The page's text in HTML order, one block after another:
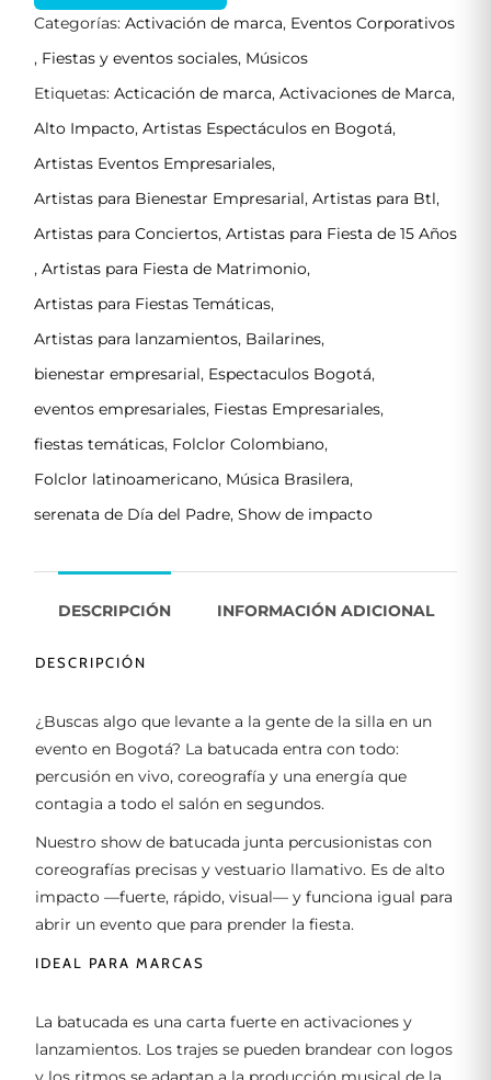
Categorías: Activación de marca, Eventos Corporativos
, Fiestas y eventos sociales, Músicos
Etiquetas: Acticación de marca, Activaciones de Marca,
Alto Impacto, Artistas Espectáculos en Bogotá,
Artistas Eventos Empresariales,
Artistas para Bienestar Empresarial, Artistas para Btl,
Artistas para Conciertos, Artistas para Fiesta de 15 Años
, Artistas para Fiesta de Matrimonio,
Artistas para Fiestas Temáticas,
Artistas para lanzamientos, Bailarines,
bienestar empresarial, Espectaculos Bogotá,
eventos empresariales, Fiestas Empresariales,
fiestas temáticas, Folclor Colombiano,
Folclor latinoamericano, Música Brasilera,
serenata de Día del Padre, Show de impacto
DESCRIPCIÓN INFORMACIÓN ADICIONAL
DESCRIPCIÓN
¿Buscas algo que levante a la gente de la silla en un
evento en Bogotá? La batucada entra con todo:
percusión en vivo, coreografía y una energía que
contagia a todo el salón en segundos.
Nuestro show de batucada junta percusionistas con
coreografías precisas y vestuario llamativo. Es de alto
impacto —fuerte, rápido, visual— y funciona igual para
abrir un evento que para prender la fiesta.
IDEAL PARA MARCAS
La batucada es una carta fuerte en activaciones y
lanzamientos. Los trajes se pueden brandear con logos